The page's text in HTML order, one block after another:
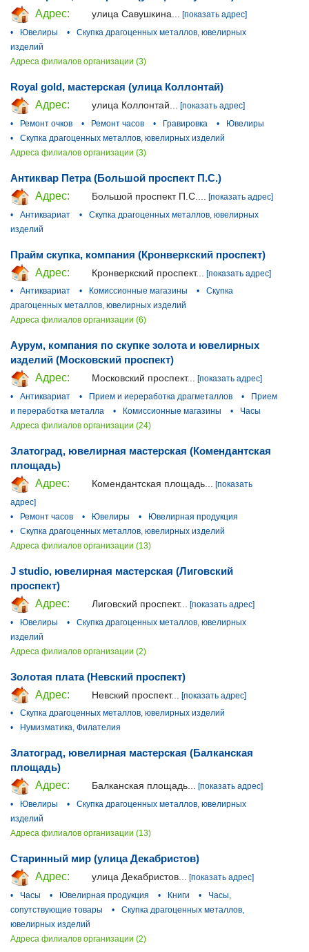
Адрес:
улица Савушкина... [показать адрес]
•
Ювелиры •
Скупка драгоценных металлов, ювелирных
изделий
Адреса филиалов организации (3)
Royal gold, мастерская (улица Коллонтай)
Адрес:
улица Коллонтай...
[показать адрес]
•
Ремонт очков • Ремонт часов • Гравировка •
Ювелиры
•
Скупка драгоценных металлов, ювелирных изделий
Адреса филиалов организации (3)
Антиквар Петра (Большой проспект П.С.)
Адрес:
Большой проспект П.С....
[показать адрес]
•
Антиквариат •
Скупка драгоценных металлов, ювелирных
изделий
Прайм скупка, компания (Кронверкский проспект)
Адрес:
Кронверкский проспект...
[показать адрес]
•
Антиквариат • Комиссионные магазины •
Скупка
драгоценных металлов, ювелирных изделий
Адреса филиалов организации (6)
Аурум, компания по скупке золота и ювелирных
изделий (Московский проспект)
Адрес:
Московский проспект... [показать адрес]
•
Антиквариат • Прием и иереработка драгметаллов •
Прием
и переработка металла
• Комиссионные магазины •
Часы
Адреса филиалов организации (24)
Златоград, ювелирная мастерская (Комендантская
площадь)
Адрес:
Комендантская площадь...
[показать
адрес]
•
Ремонт часов • Ювелиры •
Ювелирная продукция
•
Скупка драгоценных металлов, ювелирных изделий
Адреса филиалов организации (13)
J studio, ювелирная мастерская (Лиговский
проспект)
Адрес:
Лиговский проспект...
[показать адрес]
•
Ювелиры •
Скупка драгоценных металлов, ювелирных
изделий
Адреса филиалов организации (2)
Золотая плата (Невский проспект)
Адрес:
Невский проспект...
[показать адрес]
•
Скупка драгоценных металлов, ювелирных изделий
•
Нумизматика, Филателия
Златоград, ювелирная мастерская (Балканская
площадь)
Адрес:
Балканская площадь... [показать адрес]
•
Ювелиры •
Скупка драгоценных металлов, ювелирных
изделий
Адреса филиалов организации (13)
Старинный мир (улица Декабристов)
Адрес:
улица Декабристов...
[показать адрес]
•
Часы • Ювелирная продукция • Книги •
Часы,
сопутствующие товары
•
Скупка драгоценных металлов,
ювелирных изделий
Адреса филиалов организации (2)